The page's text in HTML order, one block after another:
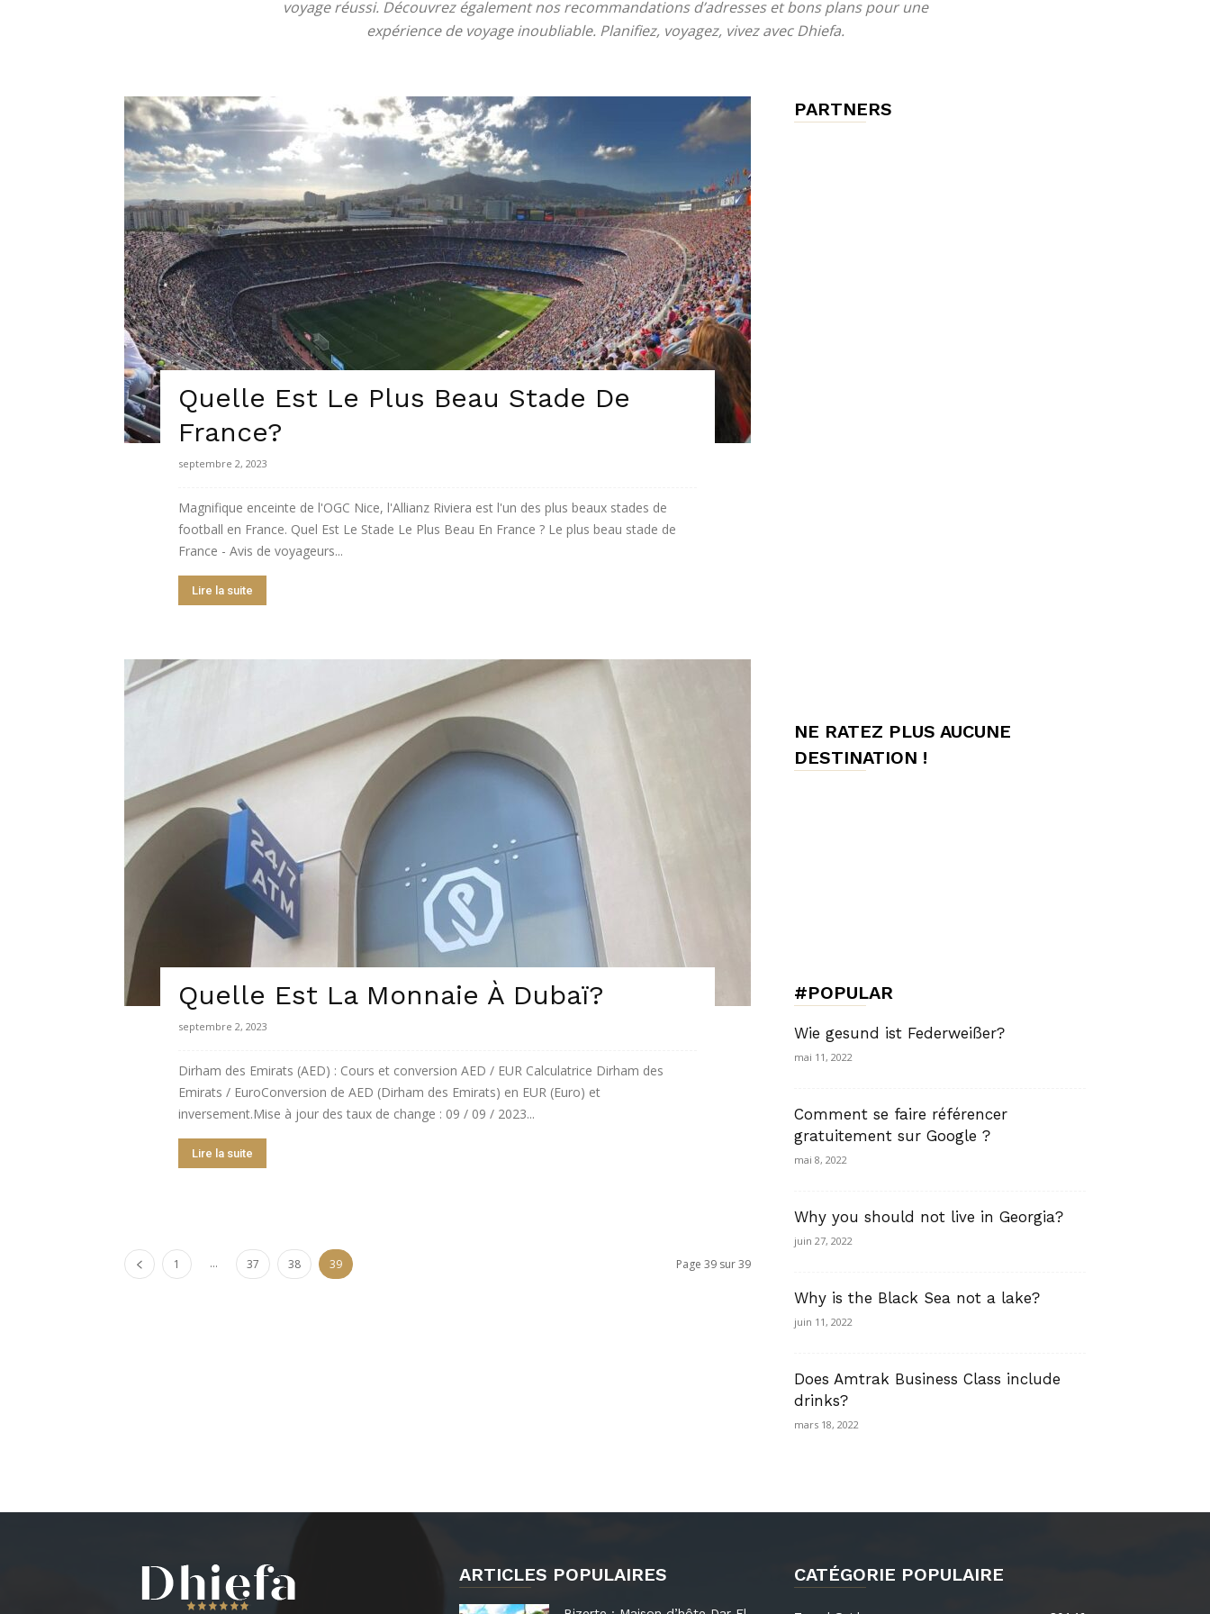
et
maisons
d'hôtes,
chambres
Charme,
Luxury
Lifestyle
voyage réussi. Découvrez également nos recommandations d’adresses et bons plans pour une
expérience de voyage inoubliable. Planifiez, voyagez, vivez avec Dhiefa.
Quelle Est Le Plus Beau Stade De
France?
septembre 2, 2023
Magnifique enceinte de l'OGC Nice, l'Allianz Riviera est l'un des plus beaux stades de
football en France. Quel Est Le Stade Le Plus Beau En France ? Le plus beau stade de
France - Avis de voyageurs...
Lire la suite
Quelle Est La Monnaie À Dubaï?
septembre 2, 2023
Dirham des Emirats (AED) : Cours et conversion AED / EUR Calculatrice Dirham des
Emirats / EuroConversion de AED (Dirham des Emirats) en EUR (Euro) et
inversement.Mise à jour des taux de change : 09 / 09 / 2023...
Lire la suite
1 ... 37 38 39 Page 39 sur 39
PARTNERS
NE RATEZ PLUS AUCUNE
DESTINATION !
#POPULAR
Wie gesund ist Federweißer?
mai 11, 2022
Comment se faire référencer
gratuitement sur Google ?
mai 8, 2022
Why you should not live in Georgia?
juin 27, 2022
Why is the Black Sea not a lake?
juin 11, 2022
Does Amtrak Business Class include
drinks?
mars 18, 2022
ARTICLES POPULAIRES CATÉGORIE POPULAIRE